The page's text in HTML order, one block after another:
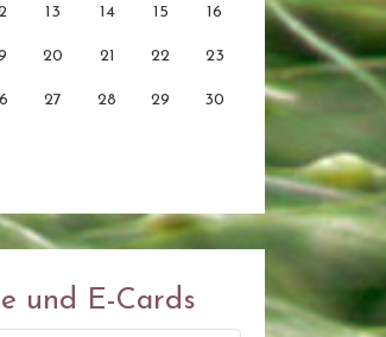
13 14 15 16
20 21 22 23
27 28 29 30
und E-Cards